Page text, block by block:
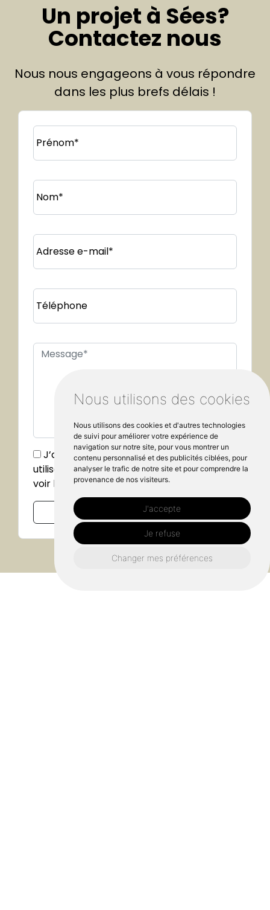
Nous utilisons des cookies
Nous utilisons des cookies et d'autres technologies
de suivi pour améliorer votre expérience de
navigation sur notre site, pour vous montrer un
contenu personnalisé et des publicités ciblées, pour
analyser le trafic de notre site et pour comprendre la
provenance de nos visiteurs.
J'accepte
Je refuse
Changer mes préférences
Un projet à Sées?
Contactez nous
Nous nous engageons à vous répondre
dans les plus brefs délais !
Prénom*
Nom*
Adresse e-mail*
Téléphone
J’accepte que mes données soient
utilisées dans le cadre de ma demande,
voir la
politique de confidentialité.*
Envoyer